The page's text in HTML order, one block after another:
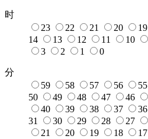
时
23
22 21 20 19
14
13 12 11 10
3
2 1 0
分
59
58 57 56 55
50
49 48 47 46
40
39 38 37 36
31
30 29 28 27
21
20 19 18 17